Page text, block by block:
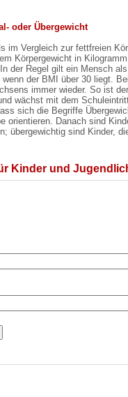
oder Übergewicht
im Vergleich zur fettfreien
Körpergewicht in
der Regel gilt ein Mensch
der BMI über 30 liegt.
immer wieder. So ist
wächst mit dem
sich die Begriffe
orientieren. Danach sind
übergewichtig sind Kinder,
Kinder und